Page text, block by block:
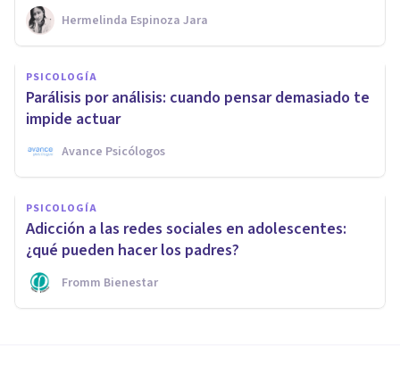
Hermelinda Espinoza Jara
PSICOLOGÍA
Parálisis por análisis: cuando pensar demasiado te
impide actuar
Avance Psicólogos
PSICOLOGÍA
Adicción a las redes sociales en adolescentes:
¿qué pueden hacer los padres?
Fromm Bienestar